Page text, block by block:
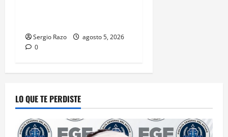
Sergio Razo
agosto 5, 2026
0
LO QUE TE PERDISTE